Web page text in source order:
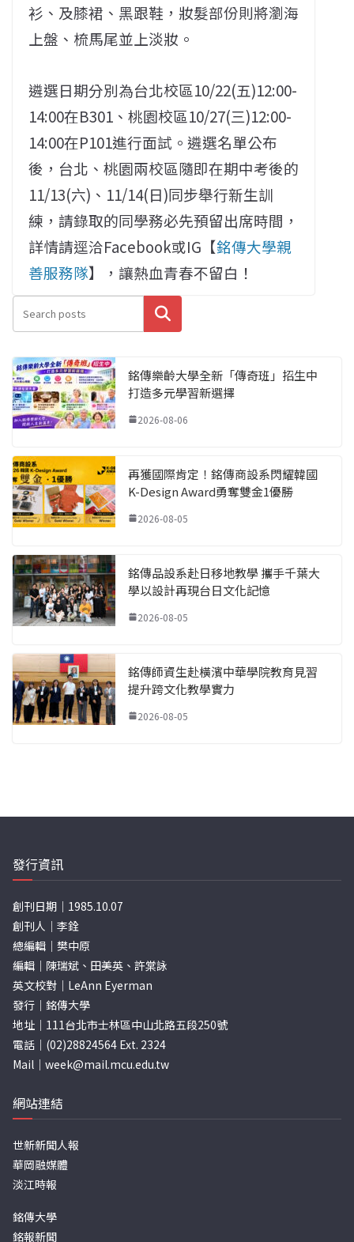
衫、及膝裙、黑跟鞋，妝髮部份則將瀏海
上盤、梳馬尾並上淡妝。
遴選日期分別為台北校區10/22(五)12:00-
14:00在B301、桃園校區10/27(三)12:00-
14:00在P101進行面試。遴選名單公布
後，台北、桃園兩校區隨即在期中考後的
11/13(六)、11/14(日)同步舉行新生訓
練，請錄取的同學務必先預留出席時間，
詳情請逕洽Facebook或IG【銘傳大學親
善服務隊】，讓熱血青春不留白！
搜尋
銘傳樂齡大學全新「傳奇班」招生中
打造多元學習新選擇
2026-08-06
再獲國際肯定！銘傳商設系閃耀韓國
K-Design Award勇奪雙金1優勝
2026-08-05
銘傳品設系赴日移地教學 攜手千葉大
學以設計再現台日文化記憶
2026-08-05
銘傳師資生赴橫濱中華學院教育見習
提升跨文化教學實力
2026-08-05
發行資訊
創刊日期｜1985.10.07
創刊人｜李銓
總編輯｜樊中原
編輯｜陳瑞斌、田美英、許棠詠
英文校對｜LeAnn Eyerman
發行｜銘傳大學
地址｜111台北市士林區中山北路五段250號
電話｜(02)28824564 Ext. 2324
Mail｜ week@mail.mcu.edu.tw
網站連結
世新新聞人報
華岡融媒體
淡江時報
銘傳大學
銘報新聞